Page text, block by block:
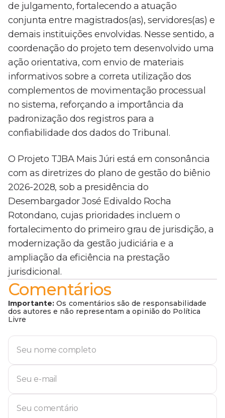
de julgamento, fortalecendo a atuação
conjunta entre magistrados(as), servidores(as) e
demais instituições envolvidas. Nesse sentido, a
coordenação do projeto tem desenvolvido uma
ação orientativa, com envio de materiais
informativos sobre a correta utilização dos
complementos de movimentação processual
no sistema, reforçando a importância da
padronização dos registros para a
confiabilidade dos dados do Tribunal.
O Projeto TJBA Mais Júri está em consonância
com as diretrizes do plano de gestão do biênio
2026-2028, sob a presidência do
Desembargador José Edivaldo Rocha
Rotondano, cujas prioridades incluem o
fortalecimento do primeiro grau de jurisdição, a
modernização da gestão judiciária e a
ampliação da eficiência na prestação
jurisdicional.
Comentários
Importante: Os comentários são de responsabilidade
dos autores e não representam a opinião do Política
Livre